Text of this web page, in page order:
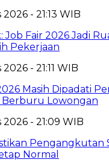
- 21:13 WIB
Job Fair 2026 Jadi
Pekerjaan
- 21:11 WIB
Masih Dipadati
Berburu Lowongan
2026 - 21:09 WIB
Pengangkutan
Normal